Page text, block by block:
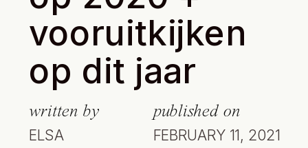
vooruitkijken
op dit jaar
written by
ELSA
published on
FEBRUARY 11, 2021